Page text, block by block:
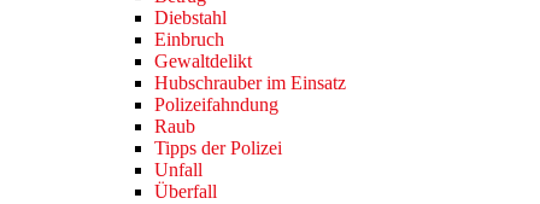
Diebstahl
Einbruch
Gewaltdelikt
Hubschrauber im Einsatz
Polizeifahndung
Raub
Tipps der Polizei
Unfall
Überfall